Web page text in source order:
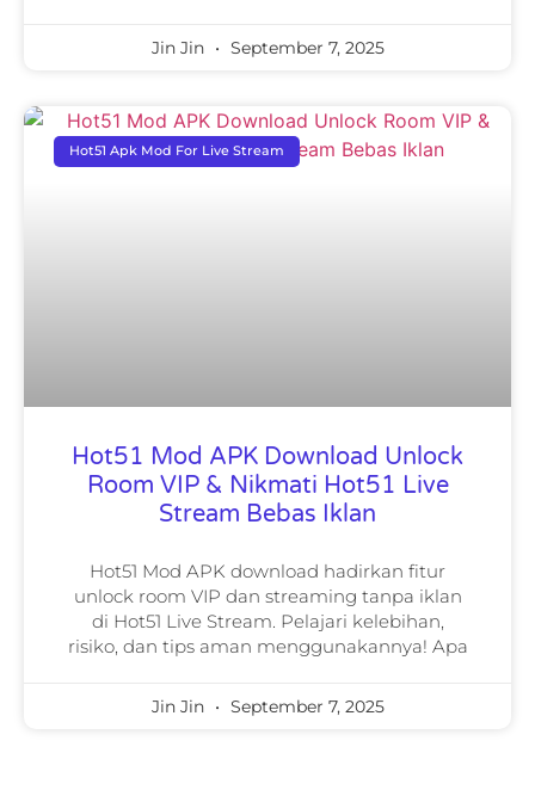
Jin Jin September 7, 2025
Hot51 Apk Mod For Live Stream
Hot51 Mod APK Download Unlock
Room VIP & Nikmati Hot51 Live
Stream Bebas Iklan
Hot51 Mod APK download hadirkan fitur
unlock room VIP dan streaming tanpa iklan
di Hot51 Live Stream. Pelajari kelebihan,
risiko, dan tips aman menggunakannya! Apa
Jin Jin September 7, 2025